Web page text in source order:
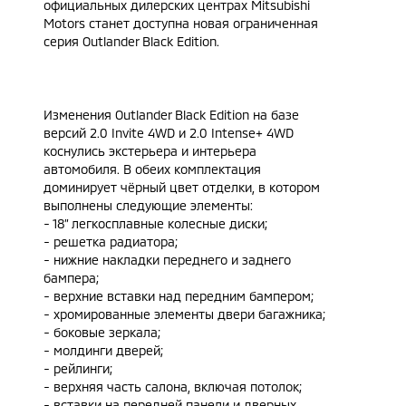
официальных дилерских центрах Mitsubishi
Motors станет доступна новая ограниченная
серия Outlander Black Edition.
Изменения Outlander Black Edition на базе
версий 2.0 Invite 4WD и 2.0 Intense+ 4WD
коснулись экстерьера и интерьера
автомобиля. В обеих комплектация
доминирует чёрный цвет отделки, в котором
выполнены следующие элементы:
- 18” легкосплавные колесные диски;
- решетка радиатора;
- нижние накладки переднего и заднего
бампера;
- верхние вставки над передним бампером;
- хромированные элементы двери багажника;
- боковые зеркала;
- молдинги дверей;
- рейлинги;
- верхняя часть салона, включая потолок;